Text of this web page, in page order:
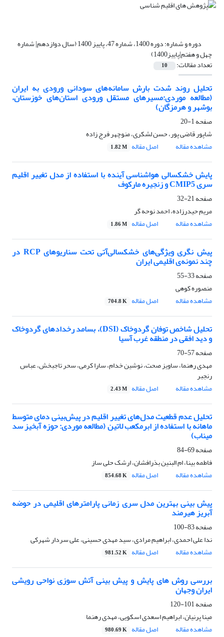
دوره و شماره: دوره 1400، شماره 47، پاییز 1400 (سال دوازدهم| شماره
چهل و هفتم|پاییز1400)
تعداد مقالات: 10
تحلیل روند شدت بارش سامانه‌های سودانی ورودی به ایران
(مطالعه موردی:مسیرهای مستقل ورودی استان‌های خوزستان،
بوشهر و هرمزگان)
صفحه1-20
شاپور قاضی پور، حسن لشکری، منوچهر فرج زاده
مشاهده مقاله
اصل مقاله 1.82 M
پایش خشکسالی هواشناسی آینده با استفاده از مدل تغییر اقلیم
سری CMIP5 و زنجیره مارکوف
صفحه21-32
مریم حیدرزاده، احمد نوحه گر
مشاهده مقاله
اصل مقاله 1.86 M
پیش نگری ویژگی‌های خشکسالی‌آتی تحت سناریوهای RCP در
چند نمونه‌ی اقلیمی ایران
صفحه33-55
منصوره کوهی
مشاهده مقاله
اصل مقاله 704.8 K
تحلیل شاخص توفان گردوخاک (DSI)، بسامد رخدادهای گردوخاک
و دید افقی در منطقه غرب آسیا
صفحه57-70
مهدی رهنما، ساویز صحت، نوشین خدام، سارا کرمی، سحر تاجبخش، عباس
رنجبر
مشاهده مقاله
اصل مقاله 2.43 M
تحلیل عدم قطعیت مدل‌های تغییر اقلیم در پیش‌بینی دمای متوسط
ماهانه با استفاده از ابرمکعب لاتین (مطالعه موردی: حوزه آبخیز سد
میناب)
صفحه69-84
فاطمه بینا، ام البنین بذرافشان، ارشک حلی ساز
مشاهده مقاله
اصل مقاله 854.68 K
پیش بینی بهترین مدل سری زمانی پارامترهای اقلیمی در حوضه
آبریز هیرمند
صفحه83-100
ندا علی احمدی، ابراهیم مرادی، سید مهدی حسینی، علی سردار شهرکی
مشاهده مقاله
اصل مقاله 981.52 K
بررسی روش های پایش و پیش بینی آتش سوزی نواحی رویشی
ایران وجهان
صفحه101-120
مینا پرنیان، ابراهیم اسعدی اسکویی، مهدی رهنما
مشاهده مقاله
اصل مقاله 980.69 K